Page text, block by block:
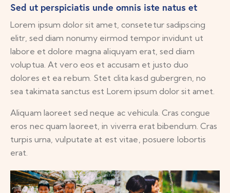
Sed ut perspiciatis unde omnis iste natus et
Lorem ipsum dolor sit amet, consetetur sadipscing
elitr, sed diam nonumy eirmod tempor invidunt ut
labore et dolore magna aliquyam erat, sed diam
voluptua. At vero eos et accusam et justo duo
dolores et ea rebum. Stet clita kasd gubergren, no
sea takimata sanctus est Lorem ipsum dolor sit amet.
Aliquam laoreet sed neque ac vehicula. Cras congue
eros nec quam laoreet, in viverra erat bibendum. Cras
turpis urna, vulputate at est vitae, posuere lobortis
erat.